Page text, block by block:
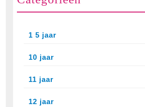
1 5 jaar
10 jaar
11 jaar
12 jaar